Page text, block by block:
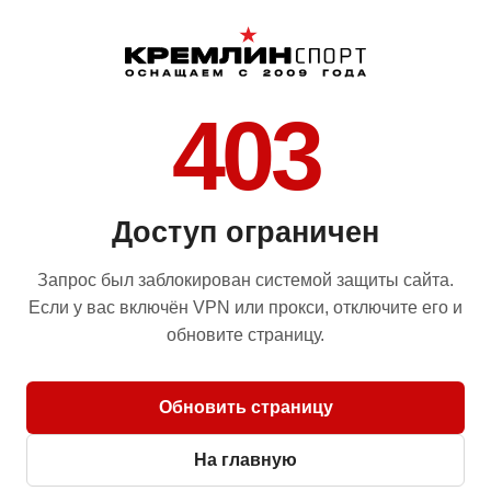
403
Доступ ограничен
Запрос был заблокирован системой защиты сайта.
Если у вас включён VPN или прокси, отключите его и
обновите страницу.
Обновить страницу
На главную